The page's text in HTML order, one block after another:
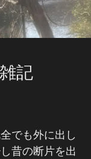
記
でも外に出し
昔の断片を出